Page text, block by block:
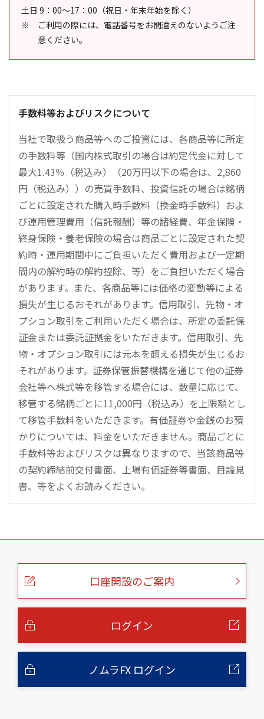
土日 9：00～17：00（祝日・年末年始を除く）
ご利用の際には、電話番号をお間違えのないようご注
意ください。
手数料等およびリスクについて
当社で取扱う商品等へのご投資には、各商品等に所定
の手数料等（国内株式取引の場合は約定代金に対して
最大1.43％（税込み）（20万円以下の場合は、2,860
円（税込み））の売買手数料、投資信託の場合は銘柄
ごとに設定された購入時手数料（換金時手数料）およ
び運用管理費用（信託報酬）等の諸経費、年金保険・
終身保険・養老保険の場合は商品ごとに設定された契
約時・運用期間中にご負担いただく費用および一定期
間内の解約時の解約控除、等）をご負担いただく場合
があります。また、各商品等には価格の変動等による
損失が生じるおそれがあります。信用取引、先物・オ
プション取引をご利用いただく場合は、所定の委託保
証金または委託証拠金をいただきます。信用取引、先
物・オプション取引には元本を超える損失が生じるお
それがあります。証券保管振替機構を通じて他の証券
会社等へ株式等を移管する場合には、数量に応じて、
移管する銘柄ごとに11,000円（税込み）を上限額とし
て移管手数料をいただきます。有価証券や金銭のお預
かりについては、料金をいただきません。商品ごとに
手数料等およびリスクは異なりますので、当該商品等
の契約締結前交付書面、上場有価証券等書面、目論見
書、等をよくお読みください。
こ
口座開設のご案内
ログイン
ノムラFX ログイン